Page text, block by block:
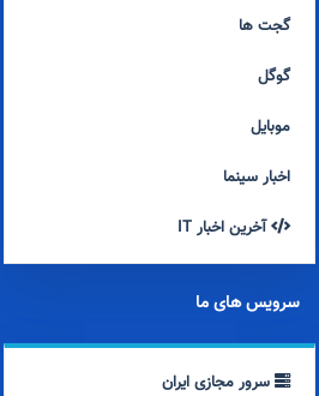
گجت ها
گوگل
موبایل
اخبار سینما
آخرین اخبار IT
سرویس های ما
سرور مجازی ایران